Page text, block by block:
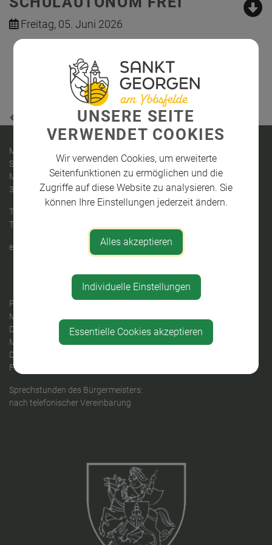
Freitag, 05. Juni 2026
Teile den Artikel
⇐ zurück
MARKTGEMEINDE
St. Georgen am Ybbsfelde
Marktstraße 30
3304 St.Georgen am Ybbsfelde
Telefon:
Telefax: +43 (0)7473/2312-18
e-mail: gemeinde@st-georgen-ybbsfelde.gv.at
PARTEIENVERKEHR
Montag: 09:00 - 12:00 Uhr
Dienstag: 14:00 - 18:00 Uhr
Mittwoch: 08:00 - 12:00 Uhr
Donnerstag: kein Parteienverkehr
Freitag: 08:00 - 12:00 Uhr
Sprechstunden des Bürgermeisters:
nach telefonischer Vereinbarung
UNSERE SEITE
VERWENDET COOKIES
Wir verwenden Cookies, um erweiterte
Seitenfunktionen zu ermöglichen und die
Zugriffe auf diese Website zu analysieren. Sie
können Ihre Einstellungen jederzeit ändern.
Alles akzeptieren
Individuelle Einstellungen
Essentielle Cookies akzeptieren